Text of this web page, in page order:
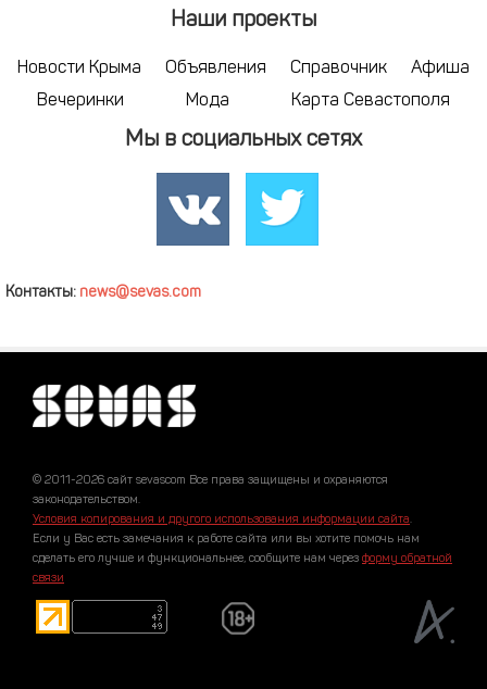
Наши проекты
Новости Крыма Объявления Справочник
Афиша
Вечеринки
Мода Карта Севастополя
Мы в социальных сетях
Контакты: news@sevas.com
© 2011-2026 сайт sevascom Все права защищены и охраняются
законодательством.
Условия копирования и другого использования информации сайта.
Если у Вас есть замечания к работе сайта или вы хотите помочь нам
сделать его лучше и функциональнее, сообщите нам через форму обратной
связи